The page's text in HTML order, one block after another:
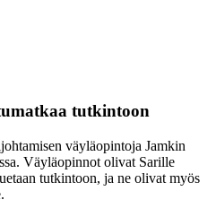
tutkintoon
väyläopintoja Jamkin
Väyläopinnot olivat Sarille
tutkintoon, ja ne olivat myös